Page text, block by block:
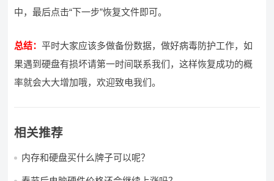
中，最后点击“下一步”恢复文件即可。
总结：平时大家应该多做备份数据，做好病毒防护工作，如
果遇到硬盘有损坏请第一时间联系我们，这样恢复成功的概
率就会大大增加哦，欢迎致电我们。
相关推荐
内存和硬盘买什么牌子可以呢？